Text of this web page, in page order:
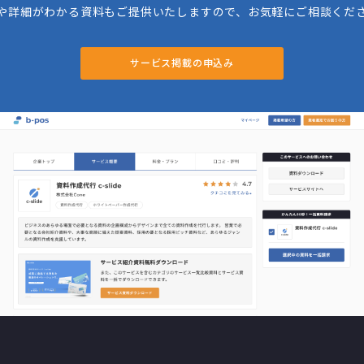
詳細がわかる資料もご提供いたしますので、お気軽にご相談くだ
サービス掲載の申込み